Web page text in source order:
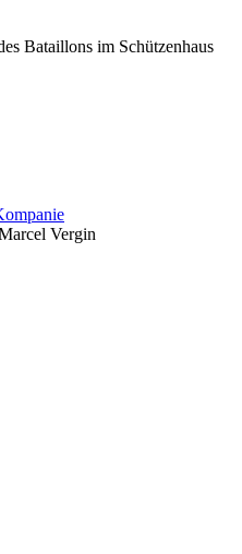
Bataillons im Schützenhaus
Vergin